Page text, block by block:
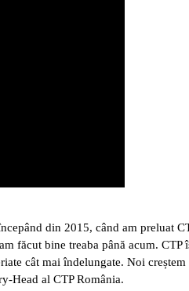
din 2015, când am preluat
făcut bine treaba până acum.
cât mai îndelungate. Noi
Head al CTP România.